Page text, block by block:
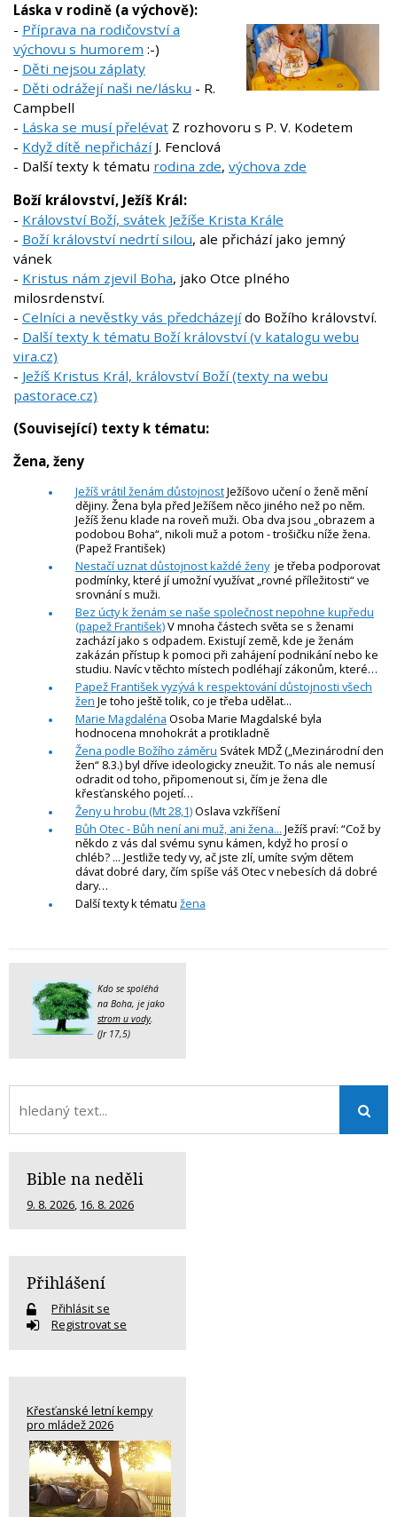
Láska v rodině (a výchově):
- Příprava na rodičovství a
výchovu s humorem :-)
- Děti nejsou záplaty
- Děti odrážejí naši ne/lásku - R.
Campbell
- Láska se musí přelévat Z rozhovoru s P. V. Kodetem
- Když dítě nepřicházíJ. Fenclová
- Další texty k tématu rodina zde, výchova zde
Boží království, Ježíš Král:
- Království Boží, svátek Ježíše Krista Krále
- Boží království nedrtí silou, ale přichází jako jemný
vánek
- Kristus nám zjevil Boha, jako Otce plného
milosrdenství.
- Celníci a nevěstky vás předcházejído Božího království.
- Další texty k tématu Boží království (v katalogu webu
vira.cz)
- Ježíš Kristus Král, království Boží (texty na webu
pastorace.cz)
(Související) texty k tématu:
Žena, ženy
Ježíš vrátil ženám důstojnostJežíšovo učení o ženě mění
dějiny. Žena byla před Ježíšem něco jiného než po něm.
Ježíš ženu klade na roveň muži. Oba dva jsou „obrazem a
podobou Boha“, nikoli muž a potom - trošičku níže žena.
(Papež František)
Nestačí uznat důstojnost každé ženyje třeba podporovat
podmínky, které jí umožní využívat „rovné příležitosti“ ve
srovnání s muži.
Bez úcty k ženám se naše společnost nepohne kupředu
(papež František)V mnoha částech světa se s ženami
zachází jako s odpadem. Existují země, kde je ženám
zakázán přístup k pomoci při zahájení podnikání nebo ke
studiu. Navíc v těchto místech podléhají zákonům, které…
Papež František vyzývá k respektování důstojnosti všech
žen Je toho ještě tolik, co je třeba udělat...
Marie Magdaléna Osoba Marie Magdalské byla
hodnocena mnohokrát a protikladně
Žena podle Božího záměru Svátek MDŽ („Mezinárodní den
žen“ 8.3.) byl dříve ideologicky zneužit. To nás ale nemusí
odradit od toho, připomenout si, čím je žena dle
křesťanského pojetí…
Ženy u hrobu (Mt 28,1)Oslava vzkříšení
Bůh Otec - Bůh není ani muž, ani žena... Ježíš praví: “Což by
někdo z vás dal svému synu kámen, když ho prosí o
chléb? ... Jestliže tedy vy, ač jste zlí, umíte svým dětem
dávat dobré dary, čím spíše váš Otec v nebesích dá dobré
dary…
Další texty k tématu žena
Kdo se spoléhá
na Boha, je jako
strom u vody.
(Jr 17,5)
Bible na neděli
9. 8. 2026, 16. 8. 2026
Přihlášení
Přihlásit se
Registrovat se
Křesťanské letní kempy
pro mládež 2026